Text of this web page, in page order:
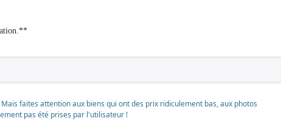
faites attention aux biens qui ont des prix ridiculement bas, aux photos
pas été prises par l'utilisateur !